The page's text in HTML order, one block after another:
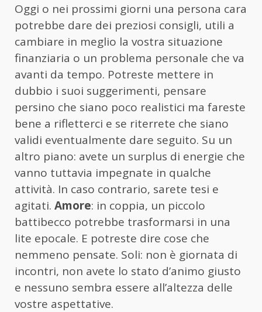
Oggi o nei prossimi giorni una persona cara
potrebbe dare dei preziosi consigli, utili a
cambiare in meglio la vostra situazione
finanziaria o un problema personale che va
avanti da tempo. Potreste mettere in
dubbio i suoi suggerimenti, pensare
persino che siano poco realistici ma fareste
bene a rifletterci e se riterrete che siano
validi eventualmente dare seguito. Su un
altro piano: avete un surplus di energie che
vanno tuttavia impegnate in qualche
attività. In caso contrario, sarete tesi e
agitati. Amore: in coppia, un piccolo
battibecco potrebbe trasformarsi in una
lite epocale. E potreste dire cose che
nemmeno pensate. Soli: non è giornata di
incontri, non avete lo stato d’animo giusto
e nessuno sembra essere all’altezza delle
vostre aspettative.